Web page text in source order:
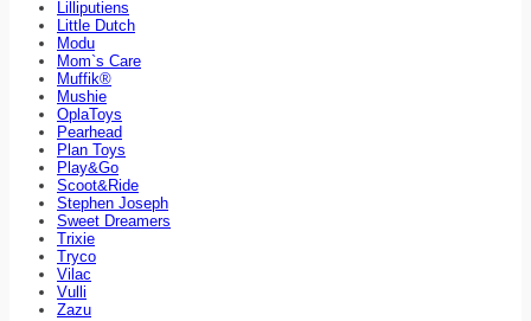
Lilliputiens
Little Dutch
Modu
Mom`s Care
Muffik®
Mushie
OplaToys
Pearhead
Plan Toys
Play&Go
Scoot&Ride
Stephen Joseph
Sweet Dreamers
Trixie
Tryco
Vilac
Vulli
Zazu